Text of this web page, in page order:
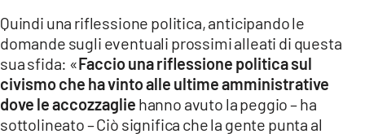
Quindi una riflessione politica, anticipando le
domande sugli eventuali prossimi alleati di questa
sua sfida: «Faccio una riflessione politica sul
civismo che ha vinto alle ultime amministrative
dove le accozzaglie hanno avuto la peggio – ha
sottolineato – Ciò significa che la gente punta al